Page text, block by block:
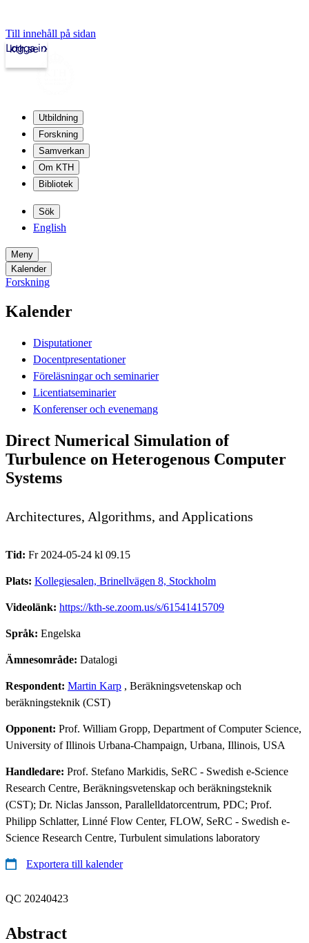
Till innehåll på sidan
kth.se
Logga in
Utbildning
Forskning
Samverkan
Om KTH
Bibliotek
Sök
English
Meny
Kalender
Forskning
Kalender
Disputationer
Docentpresentationer
Föreläsningar och seminarier
Licentiatseminarier
Konferenser och evenemang
Direct Numerical Simulation of
Turbulence on Heterogenous Computer
Systems
Architectures, Algorithms, and Applications
Tid: Fr 2024-05-24 kl 09.15
Plats: Kollegiesalen, Brinellvägen 8, Stockholm
Videolänk: https://kth-se.zoom.us/s/61541415709
Språk: Engelska
Ämnesområde: Datalogi
Respondent: Martin Karp , Beräkningsvetenskap och
beräkningsteknik (CST)
Opponent: Prof. William Gropp, Department of Computer Science,
University of Illinois Urbana-Champaign, Urbana, Illinois, USA
Handledare: Prof. Stefano Markidis, SeRC - Swedish e-Science
Research Centre, Beräkningsvetenskap och beräkningsteknik
(CST); Dr. Niclas Jansson, Parallelldatorcentrum, PDC; Prof.
Philipp Schlatter, Linné Flow Center, FLOW, SeRC - Swedish e-
Science Research Centre, Turbulent simulations laboratory
Exportera till kalender
QC 20240423
Abstract